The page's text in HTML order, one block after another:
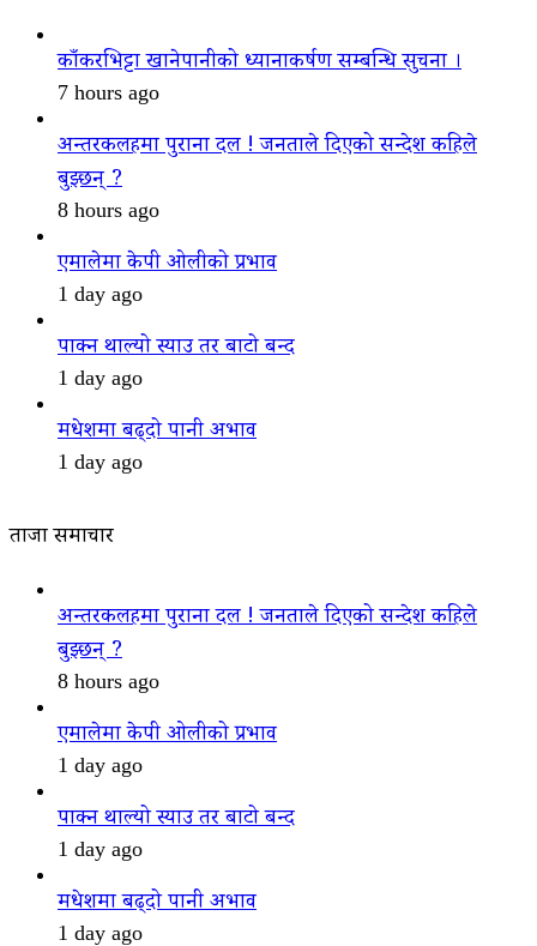
काँकरभिट्टा खानेपानीको ध्यानाकर्षण सम्बन्धि सुचना ।
7 hours ago
अन्तरकलहमा पुराना दल ! जनताले दिएको सन्देश कहिले
बुझ्छन् ?
8 hours ago
एमालेमा केपी ओलीको प्रभाव
1 day ago
पाक्न थाल्यो स्याउ तर बाटो बन्द
1 day ago
मधेशमा बढ्दो पानी अभाव
1 day ago
ताजा समाचार
अन्तरकलहमा पुराना दल ! जनताले दिएको सन्देश कहिले
बुझ्छन् ?
8 hours ago
एमालेमा केपी ओलीको प्रभाव
1 day ago
पाक्न थाल्यो स्याउ तर बाटो बन्द
1 day ago
मधेशमा बढ्दो पानी अभाव
1 day ago